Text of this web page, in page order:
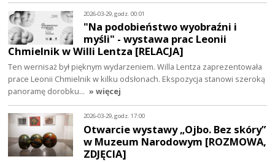
2026-03-29, godz. 00:01
"Na podobieństwo wyobraźni i
myśli" - wystawa prac Leonii
Chmielnik w Willi Lentza [RELACJA]
Ten wernisaż był pięknym wydarzeniem. Willa Lentza zaprezentowała
prace Leonii Chmielnik w kilku odsłonach. Ekspozycja stanowi szeroką
panoramę dorobku… » więcej
2026-03-29, godz. 17:00
Otwarcie wystawy „Ojbo. Bez skóry”
w Muzeum Narodowym [ROZMOWA,
ZDJĘCIA]